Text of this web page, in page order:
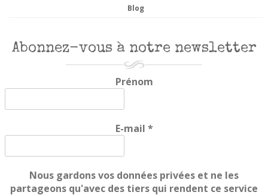
Blog
Abonnez-vous à notre newsletter
Prénom
E-mail *
Nous gardons vos données privées et ne les
partageons qu'avec des tiers qui rendent ce service